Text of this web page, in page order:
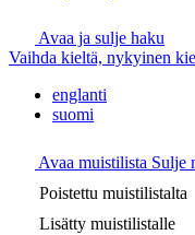
Avaa ja sulje haku
Vaihda kieltä, nykyinen
englanti
suomi
Avaa muistilista Sulje
Poistettu muistilistalta
Lisätty muistilistalle